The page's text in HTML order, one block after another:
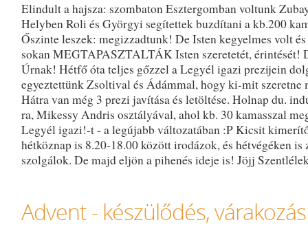
Elindult a hajsza: szombaton Esztergomban voltunk
Helyben Roli és Györgyi segítettek buzdítani a kb.200
Őszinte leszek: megizzadtunk! De Isten kegyelmes volt
sokan MEGTAPASZTALTÁK Isten szeretetét, érintését!
Úrnak! Hétfő óta teljes gőzzel a Legyél igazi prezijein
egyeztettünk Zsoltival és Ádámmal, hogy ki-mit szeretne
Hátra van még 3 prezi javítása és letöltése. Holnap du.
ra, Mikessy Andris osztályával, ahol kb. 30 kamasszal
Legyél igazi!-t - a legújabb változatában :P Kicsit
hétköznap is 8.20-18.00 között irodázok, és hétvégéken is
szolgálok. De majd eljön a pihenés ideje is! Jöjj
Advent - készülődés, várakozás